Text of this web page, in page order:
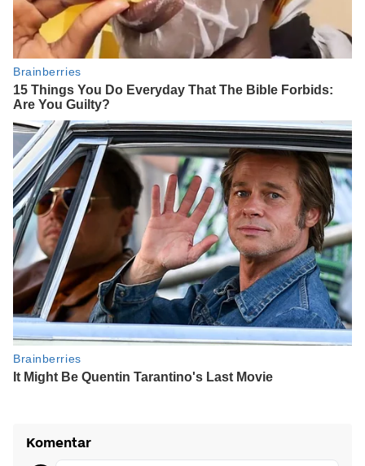
Komentar